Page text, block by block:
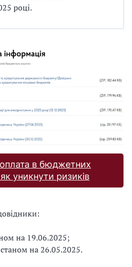
році.
в бюджетних
уникнути ризиків
на 19.06.2025;
на 26.05.2025.